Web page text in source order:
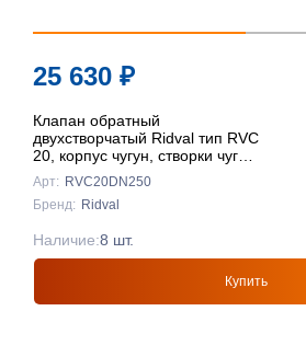
25 630 ₽
Клапан обратный
двухстворчатый Ridval тип RVC
20, корпус чугун, створки чуг
DN250 КРАСНЫЙ
Арт: RVC20DN250
Бренд: Ridval
Купить
Наличие:8 шт.